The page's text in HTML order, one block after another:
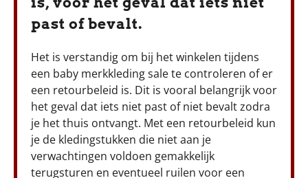
past of bevalt.
Het is verstandig om bij het winkelen tijdens
een baby merkkleding sale te controleren of er
een retourbeleid is. Dit is vooral belangrijk voor
het geval dat iets niet past of niet bevalt zodra
je het thuis ontvangt. Met een retourbeleid kun
je de kledingstukken die niet aan je
verwachtingen voldoen gemakkelijk
terugsturen en eventueel ruilen voor een